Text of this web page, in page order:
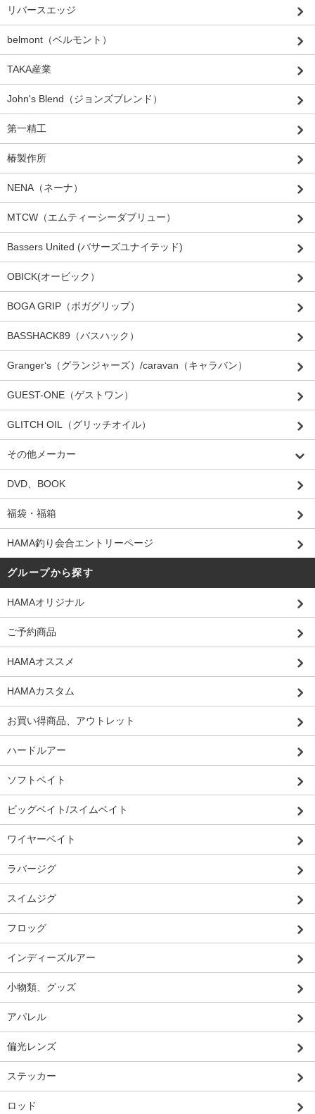
リバースエッジ
belmont（ベルモント）
TAKA産業
John's Blend（ジョンズブレンド）
第一精工
椿製作所
NENA（ネーナ）
MTCW（エムティーシーダブリュー）
Bassers United (バサーズユナイテッド)
OBICK(オービック）
BOGA GRIP（ボガグリップ）
BASSHACK89（バスハック）
Granger‘s（グランジャーズ）/caravan（キャラバン）
GUEST-ONE（ゲストワン）
GLITCH OIL（グリッチオイル）
その他メーカー
DVD、BOOK
福袋・福箱
HAMA釣り会合エントリーページ
グループから探す
HAMAオリジナル
ご予約商品
HAMAオススメ
HAMAカスタム
お買い得商品、アウトレット
ハードルアー
ソフトベイト
ビッグベイト/スイムベイト
ワイヤーベイト
ラバージグ
スイムジグ
フロッグ
インディーズルアー
小物類、グッズ
アパレル
偏光レンズ
ステッカー
ロッド